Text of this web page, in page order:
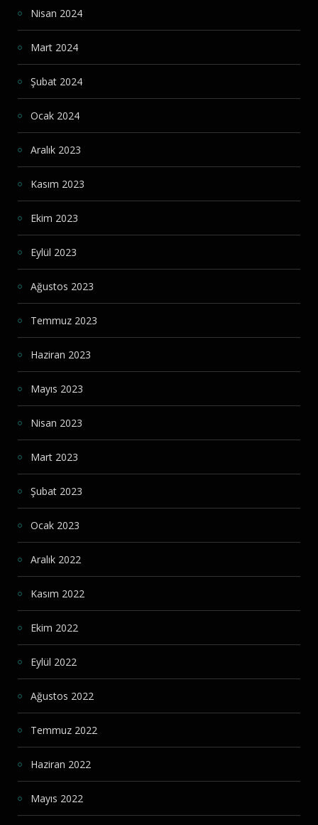
Nisan 2024
Mart 2024
Şubat 2024
Ocak 2024
Aralık 2023
Kasım 2023
Ekim 2023
Eylül 2023
Ağustos 2023
Temmuz 2023
Haziran 2023
Mayıs 2023
Nisan 2023
Mart 2023
Şubat 2023
Ocak 2023
Aralık 2022
Kasım 2022
Ekim 2022
Eylül 2022
Ağustos 2022
Temmuz 2022
Haziran 2022
Mayıs 2022